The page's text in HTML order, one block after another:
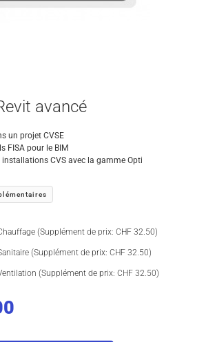
avancé
un projet CVSE
FISA pour le BIM
CVS avec la gamme Opti
(Supplément de prix: CHF 32.50)
(Supplément de prix: CHF 32.50)
(Supplément de prix: CHF 32.50)